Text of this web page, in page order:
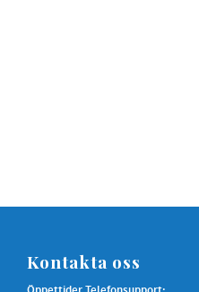
Kontakta oss